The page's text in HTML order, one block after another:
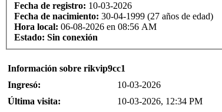
Fecha de registro: 10-03-2026
Fecha de nacimiento: 30-04-1999 (27 años de edad)
Hora local: 06-08-2026 en 08:56 AM
Estado: Sin conexión
Información sobre rikvip9cc1
Ingresó:
10-03-2026
Última visita:
10-03-2026, 12:34 PM